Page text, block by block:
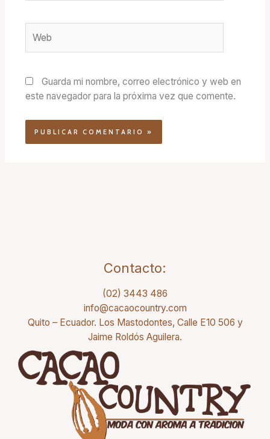
Guarda mi nombre, correo electrónico y web en
este navegador para la próxima vez que comente.
Contacto:
(02) 3443 486
info@cacaocountry.com
Quito – Ecuador. Los Mastodontes, Calle E10 506 y
Jaime Roldós Aguilera.